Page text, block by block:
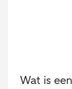
Wat is